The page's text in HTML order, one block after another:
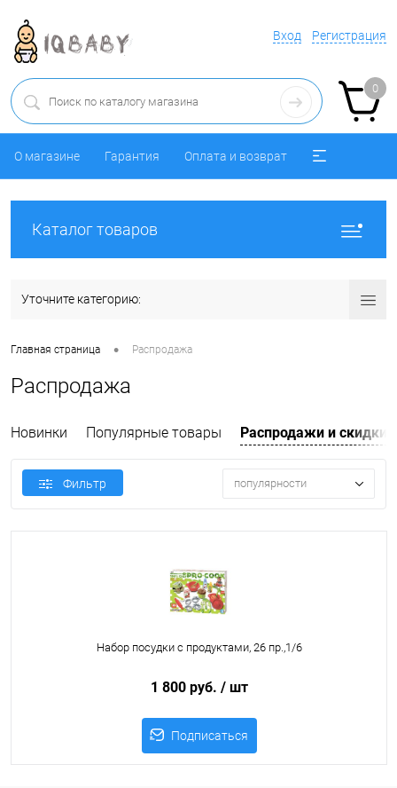
Вход Регистрация
0
О магазине Гарантия Оплата и возврат
Каталог товаров
Уточните категорию:
Главная страница • Распродажа
Распродажа
Новинки Популярные товары Распродажи и скидки
Фильтр популярности
Набор посудки с продуктами, 26 пр.,1/6
1 800 руб. / шт
Подписаться